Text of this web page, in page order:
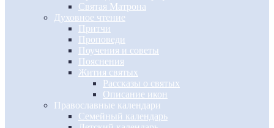
Святая Матрона
Духовное чтение
Притчи
Проповеди
Поучения и советы
Пояснения
Жития святых
Рассказы о святых
Описание икон
Православные календари
Семейный календарь